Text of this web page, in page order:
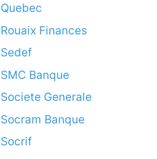
Finances
Banque
Generale
Banque